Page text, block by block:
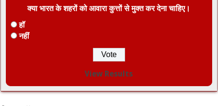
क्या भारत के शहरों को आवारा कुत्तों से मुक्त कर देना चाहिए।
हॉ
नहीं
View Results